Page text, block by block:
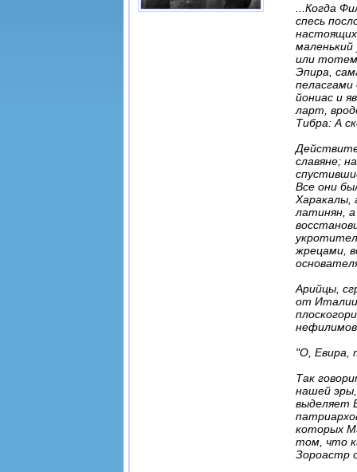
...Когда
спесь
маленький
или
Эпира,
йониас и
ларт,
Тибра: А
славяне;
Все они
Харакалы,
латинян,
жрецами,
Арийцы,
от Италии
"О, Евира,
Так
нашей
выделяет
которых
том, что
Зороастр